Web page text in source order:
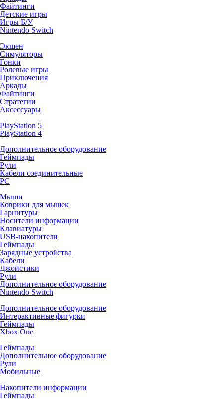
Файтинги
Детские игры
Игры Б/У
Nintendo Switch
Экшен
Симуляторы
Гонки
Ролевые игры
Приключения
Аркады
Файтинги
Стратегии
Аксессуары
PlayStation 5
PlayStation 4
Дополнительное оборудование
Геймпады
Рули
Кабели соединительные
PC
Мыши
Коврики для мышек
Гарнитуры
Носители информации
Клавиатуры
USB-накопители
Геймпады
Зарядные устройства
Кабели
Джойстики
Рули
Дополнительное оборудование
Nintendo Switch
Дополнительное оборудование
Интерактивные фигурки
Геймпады
Xbox One
Геймпады
Дополнительное оборудование
Рули
Мобильные
Накопители информации
Геймпады